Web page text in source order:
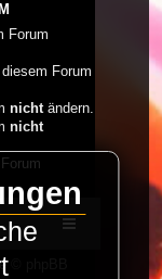
Forum
Forum
nicht ändern.
nicht
© phpBB